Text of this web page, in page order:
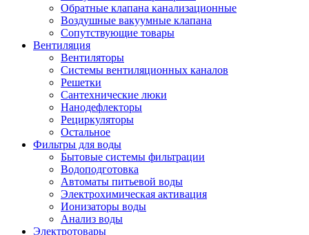
Обратные клапана канализационные
Воздушные вакуумные клапана
Сопутствующие товары
Вентиляция
Вентиляторы
Системы вентиляционных каналов
Решетки
Сантехнические люки
Нанодефлекторы
Рециркуляторы
Остальное
Фильтры для воды
Бытовые системы фильтрации
Водоподготовка
Автоматы питьевой воды
Электрохимическая активация
Ионизаторы воды
Анализ воды
Электротовары